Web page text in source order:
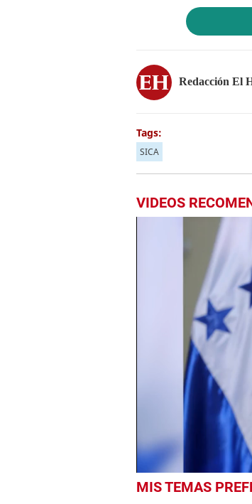
Redacción El
Tags:
SICA
VIDEOS
seconds
MIS TEMAS